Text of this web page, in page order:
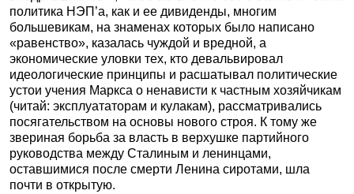
политика НЭП’а, как и ее дивиденды, многим
большевикам, на знаменах которых было написано
«равенство», казалась чуждой и вредной, а
экономические уловки тех, кто девальвировал
идеологические принципы и расшатывал политические
устои учения Маркса о ненависти к частным хозяйчикам
(читай: эксплуататорам и кулакам), рассматривались
посягательством на основы нового строя. К тому же
звериная борьба за власть в верхушке партийного
руководства между Сталиным и ленинцами,
оставшимися после смерти Ленина сиротами, шла
почти в открытую.